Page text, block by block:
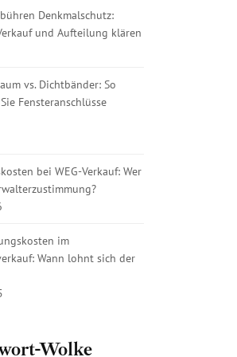
Denkmalschutz:
und Aufteilung klären
vs. Dichtbänder: So
Fensteranschlüsse
bei WEG-Verkauf: Wer
im
Wann lohnt sich der
Wolke